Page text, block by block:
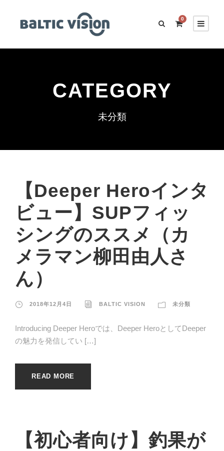
0
CATEGORY
未分類
【Deeper Heroインタ
ビュー】SUPフィッ
シングのススメ（カ
メラマン柳田由人さ
ん）
2018年12月4日 BALTIC VISION 未分類
Introducing Deeper Heroでは、Deeper HeroとしてDeeper
の魅力を発信してい […]
READ MORE
【初心者向け】釣果が